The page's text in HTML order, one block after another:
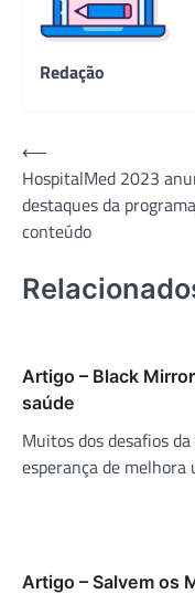
Redação
Navegação
de
Post
⟵
HospitalMed 2023
destaques da
conteúdo
Artigo – Black
saúde
Muitos dos desafios
esperança de
Artigo – Salvem os